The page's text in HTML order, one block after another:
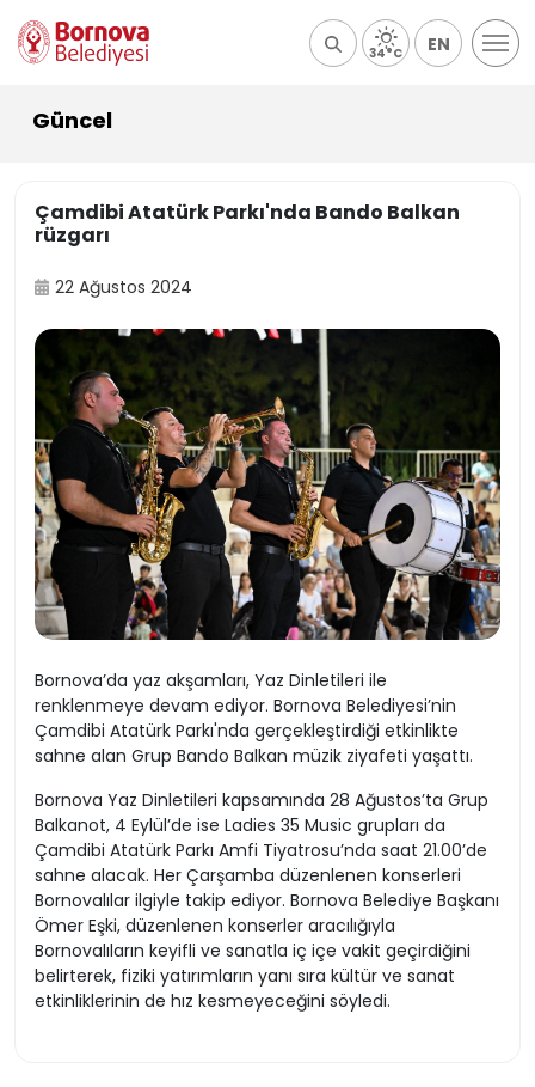
34°C EN
Güncel
Çamdibi Atatürk Parkı'nda Bando Balkan
rüzgarı
22 Ağustos 2024
Bornova’da yaz akşamları, Yaz Dinletileri ile
renklenmeye devam ediyor. Bornova Belediyesi’nin
Çamdibi Atatürk Parkı'nda gerçekleştirdiği etkinlikte
sahne alan Grup Bando Balkan müzik ziyafeti yaşattı.
Bornova Yaz Dinletileri kapsamında 28 Ağustos’ta Grup
Balkanot, 4 Eylül’de ise Ladies 35 Music grupları da
Çamdibi Atatürk Parkı Amfi Tiyatrosu’nda saat 21.00’de
sahne alacak. Her Çarşamba düzenlenen konserleri
Bornovalılar ilgiyle takip ediyor. Bornova Belediye Başkanı
Ömer Eşki, düzenlenen konserler aracılığıyla
Bornovalıların keyifli ve sanatla iç içe vakit geçirdiğini
belirterek, fiziki yatırımların yanı sıra kültür ve sanat
etkinliklerinin de hız kesmeyeceğini söyledi.